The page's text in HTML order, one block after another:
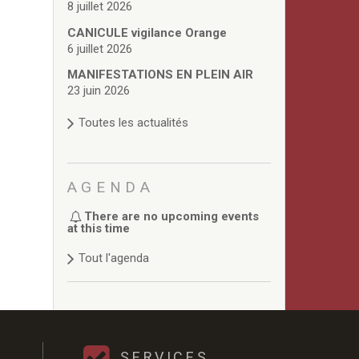
8 juillet 2026
CANICULE vigilance Orange
6 juillet 2026
MANIFESTATIONS EN PLEIN AIR
23 juin 2026
Toutes les actualités
AGENDA
There are no upcoming events
at this time
Tout l'agenda